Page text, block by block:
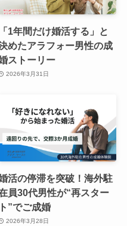
「1年間だけ婚活する」と
めたアラフォー男性の成
ストーリー
2026年3月31日
活の停滞を突破！海外駐
員30代男性が“再スター
ト”でご成婚
2026年3月28日